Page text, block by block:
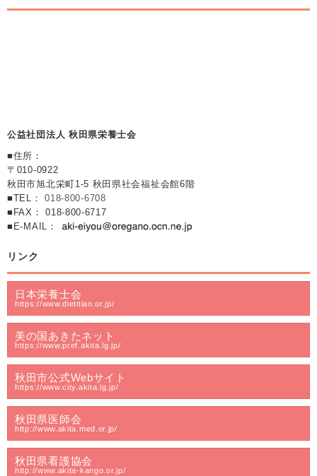
公益社団法人 秋田県栄養士会
■住所：
〒010-0922
秋田市旭北栄町1-5 秋田県社会福祉会館6階
■TEL：018-800-6708
■FAX： 018-800-6717
■E-MAIL：
リンク
日本栄養士会
https://www.dietitian.or.jp/
美の国あきたネット
https://www.pref.akita.lg.jp/
秋田市公式Webサイト
https://www.city.akita.lg.jp/
秋田県医師会
http://www.akita.med.or.jp/
秋田県看護協会
http://www.akita-kango.or.jp/